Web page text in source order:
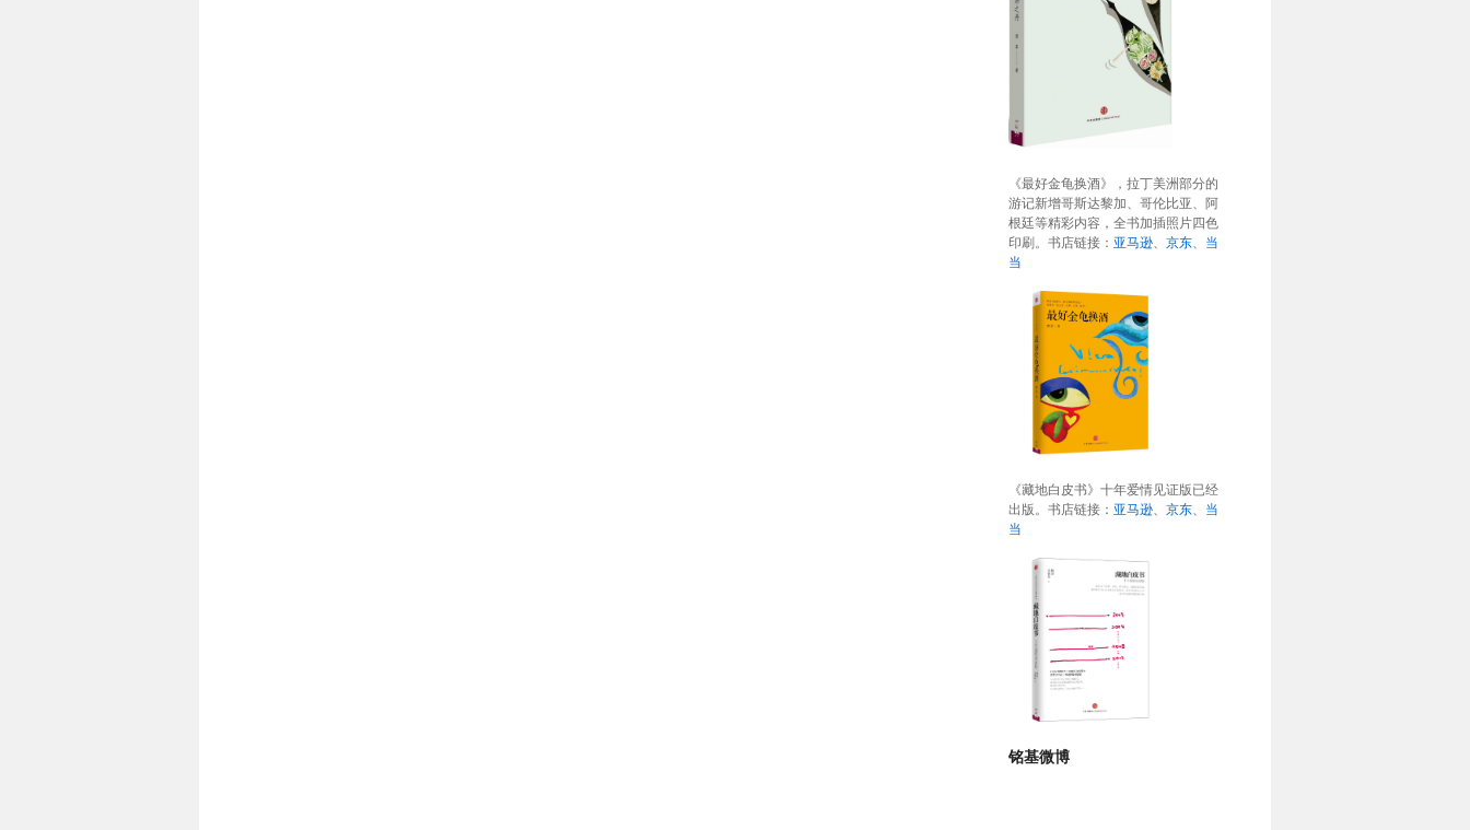
《最好金龟换酒》，拉丁美洲部分的
游记新增哥斯达黎加、哥伦比亚、阿
根廷等精彩内容，全书加插照片四色
印刷。书店链接： 亚马逊 京东
当
当
《藏地白皮书》十年爱情见证版已经
出版。书店链接： 亚马逊 京东
当
当
铭基微博